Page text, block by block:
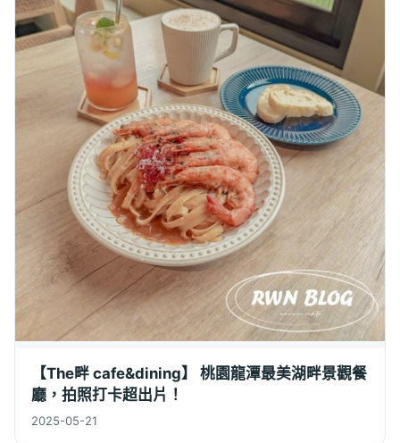
【The畔 cafe&dining】 桃園龍潭最美湖畔景觀餐
廳，拍照打卡超出片！
2025-05-21